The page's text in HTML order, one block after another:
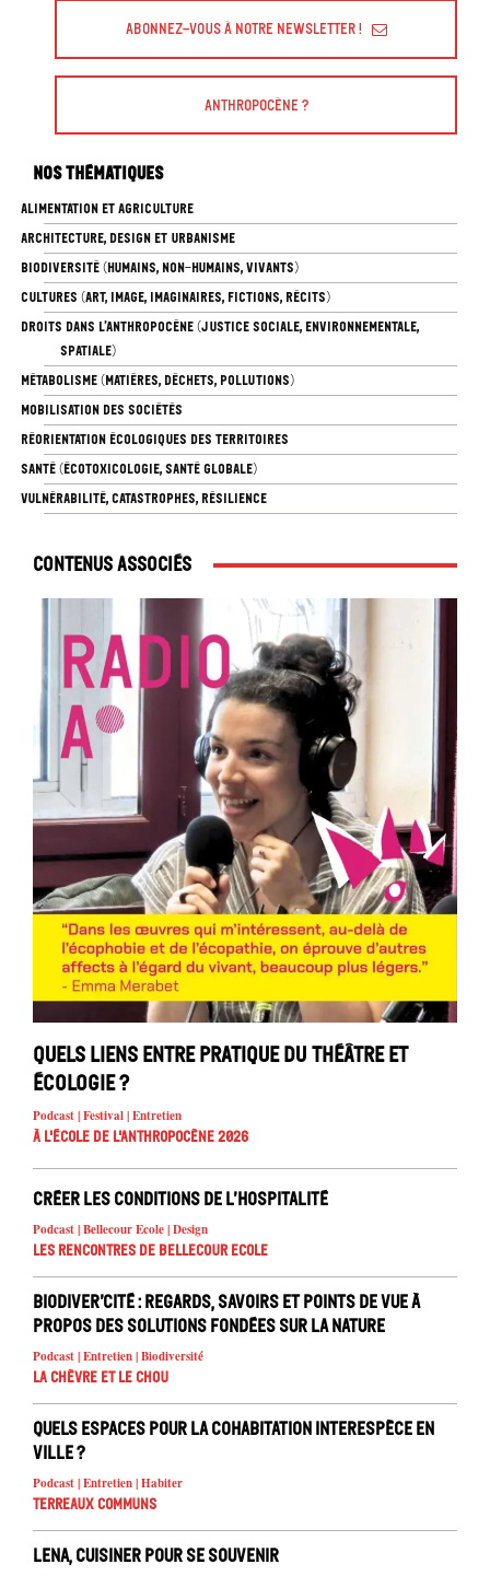
Abonnez-vous à Notre Newsletter !
Anthropocène ?
Nos thématiques
ALIMENTATION ET AGRICULTURE
ARCHITECTURE, DESIGN ET URBANISME
BIODIVERSITÉ (HUMAINS, NON-HUMAINS, VIVANTS)
CULTURES (ART, IMAGE, IMAGINAIRES, FICTIONS, RÉCITS)
DROITS DANS L’ANTHROPOCÈNE (JUSTICE SOCIALE, ENVIRONNEMENTALE,
SPATIALE)
MÉTABOLISME (MATIÈRES, DÉCHETS, POLLUTIONS)
MOBILISATION DES SOCIÉTÉS
RÉORIENTATION ÉCOLOGIQUES DES TERRITOIRES
SANTÉ (ÉCOTOXICOLOGIE, SANTÉ GLOBALE)
VULNÉRABILITÉ, CATASTROPHES, RÉSILIENCE
Contenus associés
Quels liens entre pratique du théâtre et
écologie ?
Podcast | Festival | Entretien
À l'école de l'Anthropocène 2026
Créer les conditions de l’hospitalité
Podcast | Bellecour Ecole | Design
Les rencontres de Bellecour Ecole
Biodiver’cité : regards, savoirs et points de vue à
propos des solutions fondées sur la nature
Podcast | Entretien | Biodiversité
La chèvre et le chou
Quels espaces pour la cohabitation interespèce en
ville ?
Podcast | Entretien | Habiter
Terreaux Communs
Lena, cuisiner pour se souvenir